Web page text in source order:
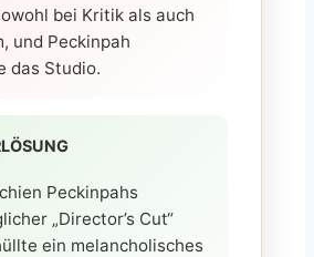
bei Kritik als auch
und Peckinpah
das Studio.
Peckinpahs
„Director’s Cut“
ein melancholisches